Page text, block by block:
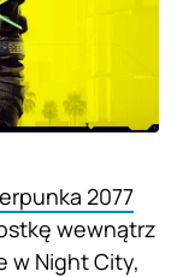
2077
wewnątrz
w Night City,